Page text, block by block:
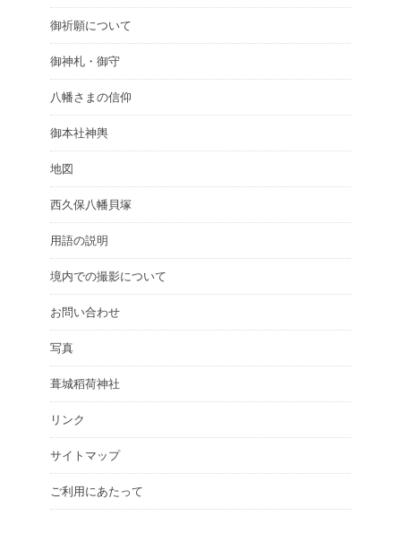
御祈願について
御神札・御守
八幡さまの信仰
御本社神輿
地図
西久保八幡貝塚
用語の説明
境内での撮影について
お問い合わせ
写真
葺城稻荷神社
リンク
サイトマップ
ご利用にあたって